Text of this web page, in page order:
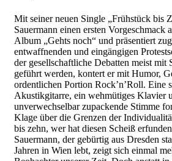
Mit seiner neuen Single „Frühstück bis
Sauermann einen ersten Vorgeschmack
Album „Gehts noch“ und präsentiert
entwaffnenden und eingängigen
der gesellschaftliche Debatten meist mit
geführt werden, kontert er mit Humor,
ordentlichen Portion Rock’n’Roll. Eine
Akustikgitarre, ein wehmütiges Klavier
unverwechselbar zupackende Stimme
Klage über die Grenzen der
bis zehn, wer hat diesen Scheiß
Sauermann, der gebürtig aus Dresden
Jahren in Wien lebt, zeigt sich einmal